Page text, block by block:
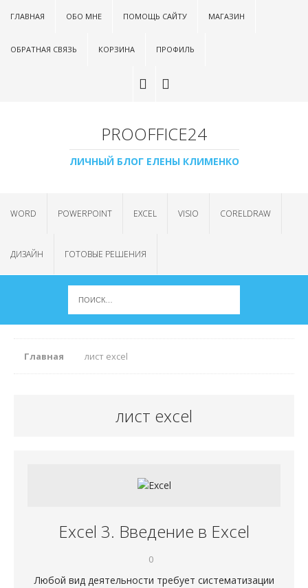
ГЛАВНАЯ ОБО МНЕ ПОМОЩЬ САЙТУ МАГАЗИН
ОБРАТНАЯ СВЯЗЬ КОРЗИНА ПРОФИЛЬ
PROOFFICE24
ЛИЧНЫЙ БЛОГ ЕЛЕНЫ КЛИМЕНКО
WORD POWERPOINT EXCEL VISIO CORELDRAW
ДИЗАЙН ГОТОВЫЕ РЕШЕНИЯ
Главная лист excel
лист excel
Excel 3. Введение в Excel
0
Любой вид деятельности требует систематизации